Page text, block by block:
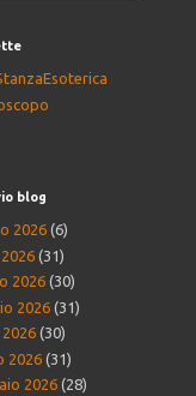
blog
2026 (6)
(31)
2026 (30)
2026 (31)
(30)
2026 (31)
2026 (28)